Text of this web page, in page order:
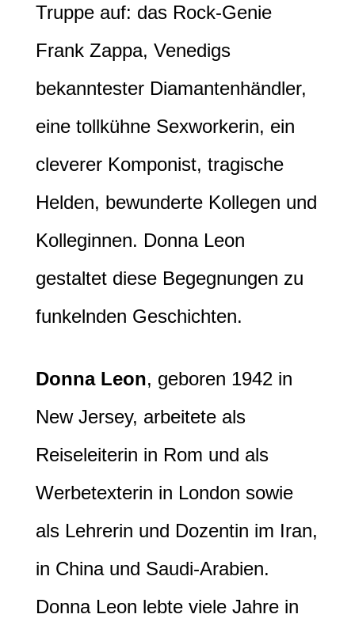
Truppe auf: das Rock-Genie
Frank Zappa, Venedigs
bekanntester Diamantenhändler,
eine tollkühne Sexworkerin, ein
cleverer Komponist, tragische
Helden, bewunderte Kollegen und
Kolleginnen. Donna Leon
gestaltet diese Begegnungen zu
funkelnden Geschichten.
Donna Leon, geboren 1942 in
New Jersey, arbeitete als
Reiseleiterin in Rom und als
Werbetexterin in London sowie
als Lehrerin und Dozentin im Iran,
in China und Saudi-Arabien.
Donna Leon lebte viele Jahre in